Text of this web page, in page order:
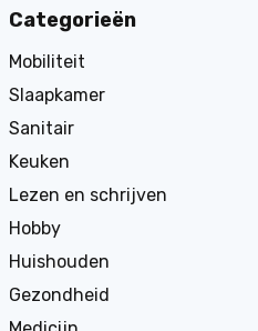
Categorieën
Mobiliteit
Slaapkamer
Sanitair
Keuken
Lezen en schrijven
Hobby
Huishouden
Gezondheid